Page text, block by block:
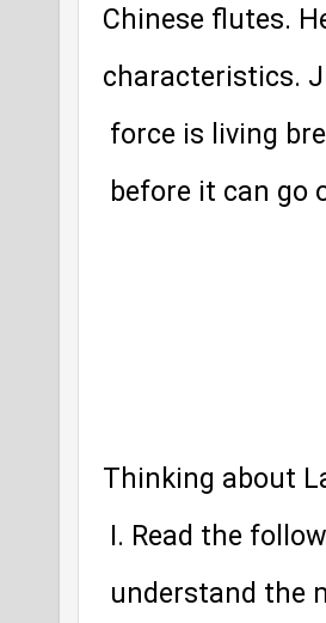
Chinese flutes.
characteristics.
force is living
before it can go
Thinking about
I. Read the
understand the